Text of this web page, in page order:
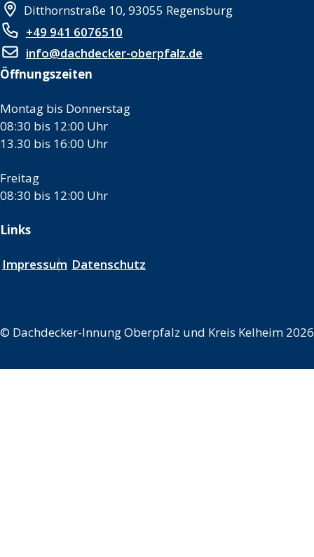
Ditthornstraße 10, 93055 Regensburg
+49 941 6076510
info@dachdecker-oberpfalz.de
Öffnungszeiten
Montag bis Donnerstag
08:30 bis 12:00 Uhr
13.30 bis 16:00 Uhr
Freitag
08:30 bis 12:00 Uhr
Links
Impressum Datenschutz
© Dachdecker-Innung Oberpfalz und Kreis Kelheim 2026